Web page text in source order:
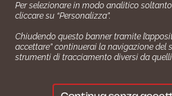
Azienda certiﬁcata ISO 27001
- Azienda certiﬁcata ISO
Gestione consensi e categorie
Seguici su:
Per selezionare in modo analitico
cliccare su “Personalizza”.
Chiudendo questo banner tramite
accettare” continuerai la navigazione del
strumenti di tracciamento diversi da